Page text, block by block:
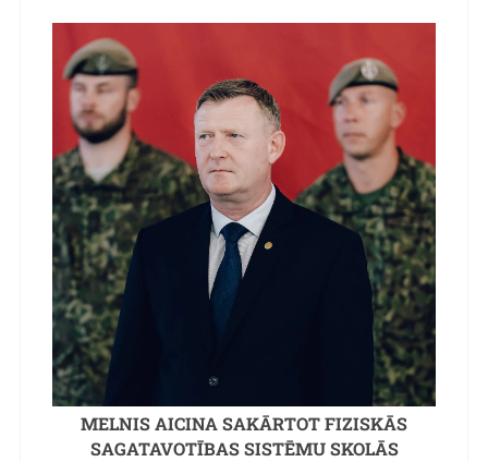
MELNIS AICINA SAKĀRTOT FIZISKĀS
SAGATAVOTĪBAS SISTĒMU SKOLĀS